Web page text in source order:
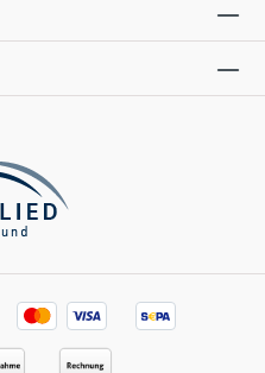
kann die Zellteilung
als natürlicher UV-
Einwirkungen
Einfüsse zu
Wasser sanft
2 Mal pro